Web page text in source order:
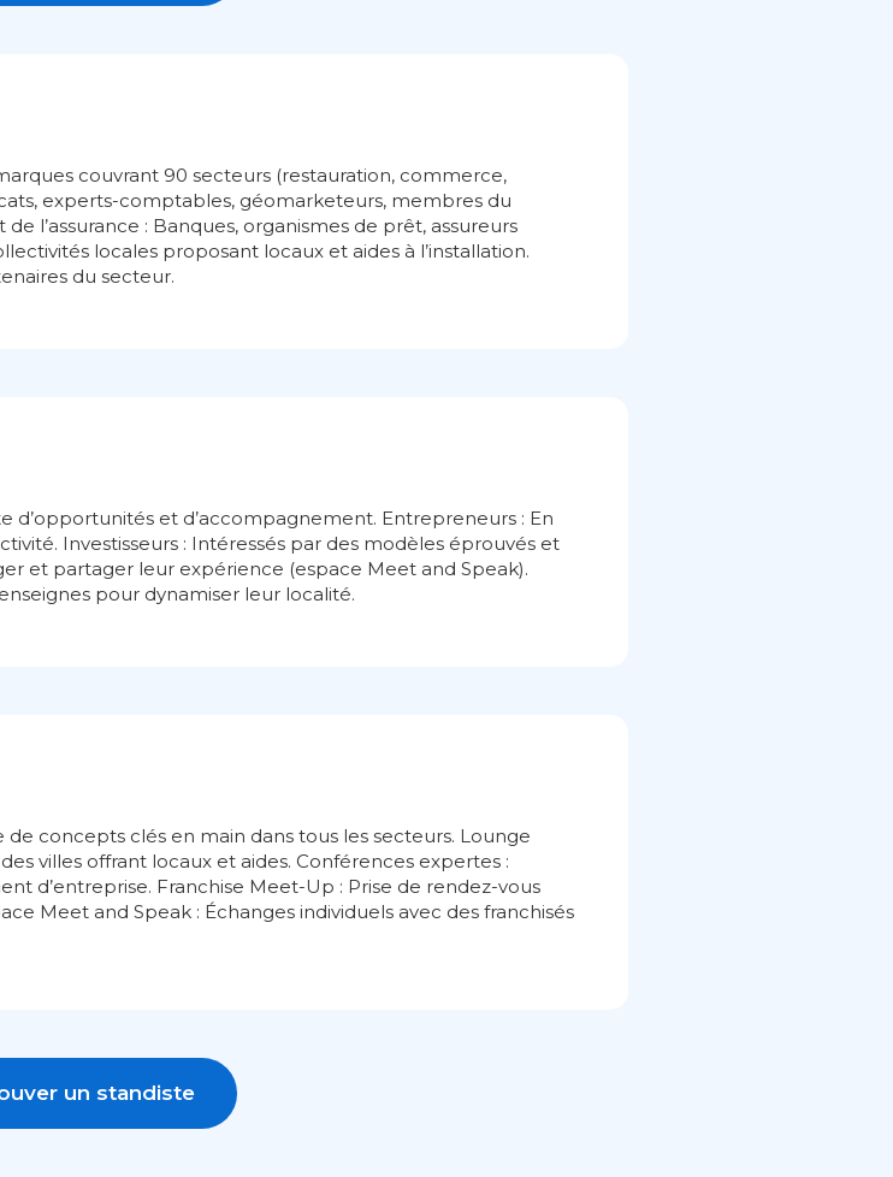
couvrant 90 secteurs (restauration, commerce,
experts-comptables, géomarketeurs, membres du
l’assurance : Banques, organismes de prêt, assureurs
locales proposant locaux et aides à l’installation.
du secteur.
d’opportunités et d’accompagnement. Entrepreneurs : En
Investisseurs : Intéressés par des modèles éprouvés et
et partager leur expérience (espace Meet and Speak).
pour dynamiser leur localité.
concepts clés en main dans tous les secteurs. Lounge
villes offrant locaux et aides. Conférences expertes :
d’entreprise. Franchise Meet-Up : Prise de rendez-vous
Meet and Speak : Échanges individuels avec des franchisés
un standiste